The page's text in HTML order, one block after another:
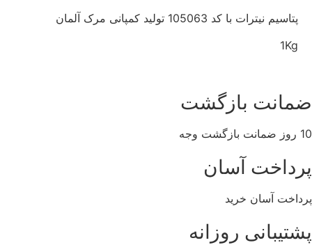
پتاسیم نیترات با کد 105063 تولید کمپانی مرک آلمان
1Kg
بازگشت
وجه
آسان
آسان خرید
روزانه